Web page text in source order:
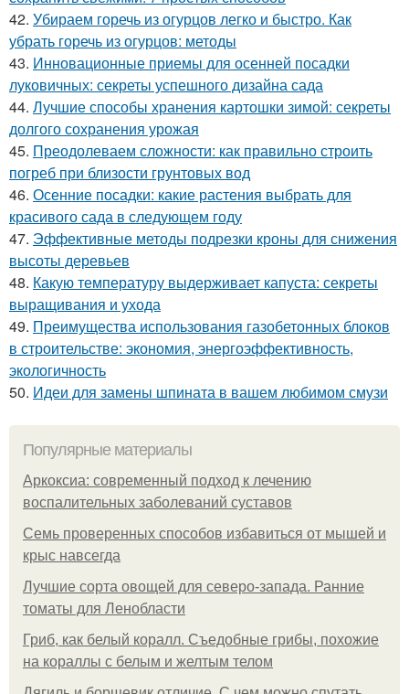
42. Убираем горечь из огурцов легко и быстро. Как
убрать горечь из огурцов: методы
43. Инновационные приемы для осенней посадки
луковичных: секреты успешного дизайна сада
44. Лучшие способы хранения картошки зимой: секреты
долгого сохранения урожая
45. Преодолеваем сложности: как правильно строить
погреб при близости грунтовых вод
46. Осенние посадки: какие растения выбрать для
красивого сада в следующем году
47. Эффективные методы подрезки кроны для снижения
высоты деревьев
48. Какую температуру выдерживает капуста: секреты
выращивания и ухода
49. Преимущества использования газобетонных блоков
в строительстве: экономия, энергоэффективность,
экологичность
50. Идеи для замены шпината в вашем любимом смузи
Популярные материалы
Аркоксиа: современный подход к лечению
воспалительных заболеваний суставов
Семь проверенных способов избавиться от мышей и
крыс навсегда
Лучшие сорта овощей для северо-запада. Ранние
томаты для Ленобласти
Гриб, как белый коралл. Съедобные грибы, похожие
на кораллы с белым и желтым телом